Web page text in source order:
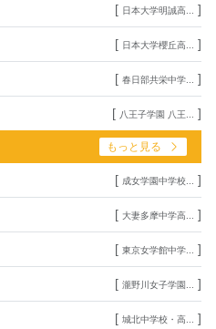
[ 日本大学明誠高... ]
[ 日本大学櫻丘高... ]
[ 春日部共栄中学... ]
[ 八王子学園 八王... ]
もっと見る
[ 成女学園中学校... ]
[ 大妻多摩中学高... ]
[ 東京女学館中学... ]
[ 瀧野川女子学園... ]
[ 城北中学校・高... ]